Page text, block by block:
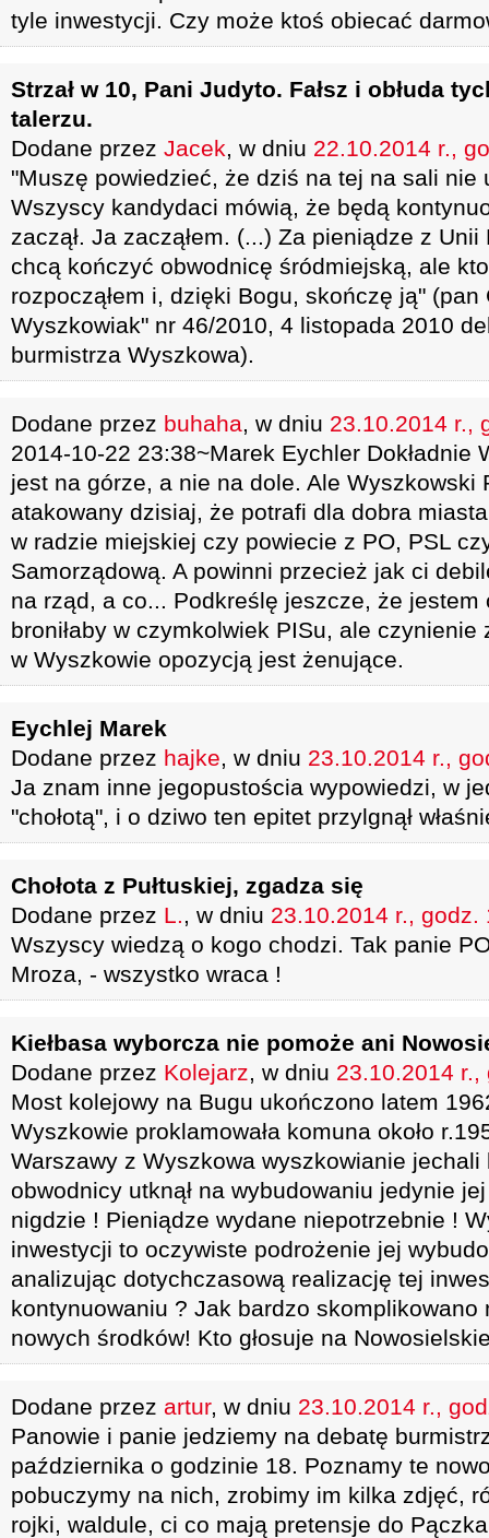
tyle inwestycji. Czy może ktoś obiecać
Strzał w 10, Pani Judyto. Fałsz i obłuda
talerzu.
Dodane przez Jacek, w dniu 22.10.2014 r.,
"Muszę powiedzieć, że dziś na tej na sali nie
Wszyscy kandydaci mówią, że będą
zaczął. Ja zacząłem. (...) Za pieniądze z
chcą kończyć obwodnicę śródmiejską, ale
rozpocząłem i, dzięki Bogu, skończę ją"
Wyszkowiak" nr 46/2010, 4 listopada 2010
burmistrza Wyszkowa).
Dodane przez buhaha, w dniu 23.10.2014 r.,
2014-10-22 23:38~Marek Eychler Dokładnie
jest na górze, a nie na dole. Ale Wyszkowski
atakowany dzisiaj, że potrafi dla dobra
w radzie miejskiej czy powiecie z PO, PSL
Samorządową. A powinni przecież jak ci
na rząd, a co... Podkreślę jeszcze, że jestem
broniłaby w czymkolwiek PISu, ale
w Wyszkowie opozycją jest żenujące.
Eychlej Marek
Dodane przez hajke, w dniu 23.10.2014 r.,
Ja znam inne jegopustościa wypowiedzi, w
"chołotą", i o dziwo ten epitet przylgnął
Chołota z Pułtuskiej, zgadza się
Dodane przez L., w dniu 23.10.2014 r., godz.
Wszyscy wiedzą o kogo chodzi. Tak panie
Mroza, - wszystko wraca !
Kiełbasa wyborcza nie pomoże ani
Dodane przez Kolejarz, w dniu 23.10.2014 r.,
Most kolejowy na Bugu ukończono latem
Wyszkowie proklamowała komuna około
Warszawy z Wyszkowa wyszkowianie
obwodnicy utknął na wybudowaniu jedynie
nigdzie ! Pieniądze wydane niepotrzebnie !
inwestycji to oczywiste podrożenie jej
analizując dotychczasową realizację tej
kontynuowaniu ? Jak bardzo
nowych środków! Kto głosuje na
Dodane przez artur, w dniu 23.10.2014 r.,
Panowie i panie jedziemy na debatę
października o godzinie 18. Poznamy te
pobuczymy na nich, zrobimy im kilka zdjęć,
rojki, waldule, ci co mają pretensje do